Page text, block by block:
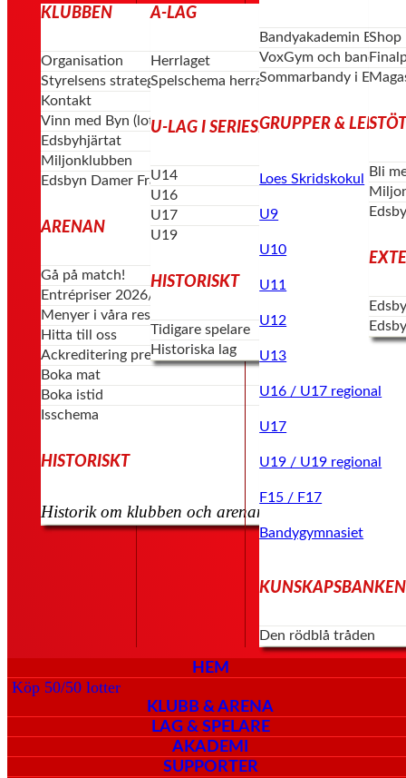
KLUBBEN
Organisation
Styrelsens strategi & vision
Kontakt
Vinn med Byn (lotterier)
Edsbyhjärtat
Miljonklubben
Edsbyn Damer Framåt
ARENAN
Gå på match!
Entrépriser 2026/27
Menyer i våra restauranger
Hitta till oss
Ackreditering press
Boka mat
Boka istid
Isschema
HISTORISKT
Historik om klubben och arenan kommer senare
A-LAG
Herrlaget
Spelschema herrar
U-LAG I SERIESPEL
U14
U16
U17
U19
HISTORISKT
Tidigare spelare
Historiska lag
Bandyakademin
VoxGym och
Sommarbandy i
GRUPPER &
Loes Skridskokul
U9
U10
U11
U12
U13
U16 / U17 regional
U17
U19 / U19 regional
F15 / F17
Bandygymnasiet
KUNSKAPSBANKEN
Den rödblå tråden
Shop
Bli
HEM
Köp 50/50 lotter
KLUBB & ARENA
LAG & SPELARE
AKADEMI
SUPPORTER